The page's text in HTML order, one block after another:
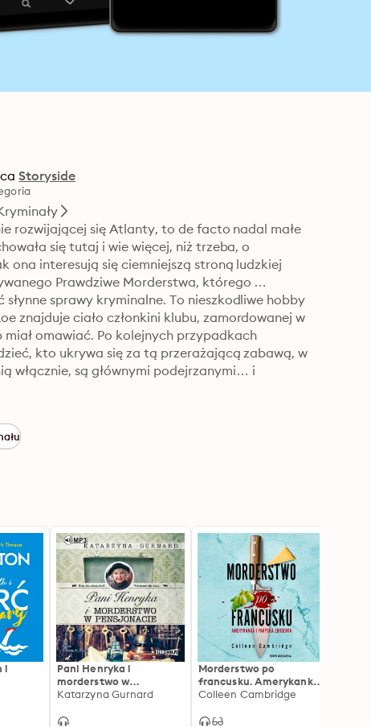
Storyside
rozwijającej się Atlanty, to de facto nadal małe
się tutaj i wie więcej, niż trzeba, o
interesują się ciemniejszą stroną ludzkiej
Prawdziwe Morderstwa, którego
sprawy kryminalne. To nieszkodliwe hobby
znajduje ciało członkini klubu, zamordowanej w
omawiać. Po kolejnych przypadkach
kto ukrywa się za tą przerażającą zabawą, w
włącznie, są głównymi podejrzanymi… i
i
Pani Henryka i
morderstwo w
pensjonacie
Katarzyna Gurnard
Morderstwo po
francusku. Amerykanka i
paryska zbrodnia
Colleen Cambridge